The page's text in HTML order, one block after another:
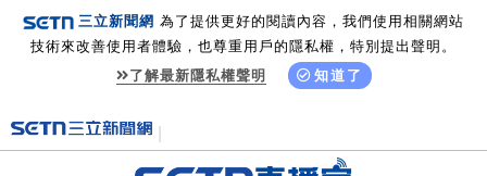
三立新聞網 為了提供更好的閱讀內容，我們使用相關網站
技術來改善使用者體驗，也尊重用戶的隱私權，特別提出聲明。
了解最新隱私權聲明
知道了